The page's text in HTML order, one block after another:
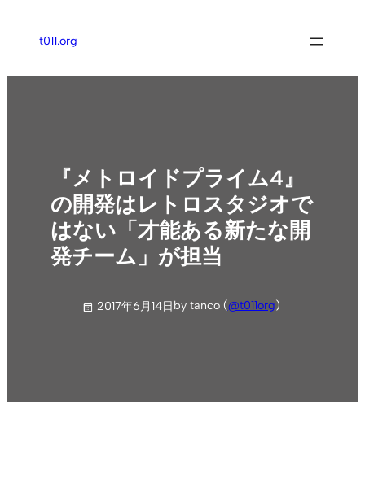
ス
t011.org
『メトロイドプライム4』
の開発はレトロスタジオで
はない「才能ある新たな開
発チーム」が担当
2017年6月14日by tanco (@t011org)